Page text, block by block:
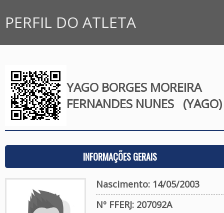
PERFIL DO ATLETA
YAGO BORGES MOREIRA
FERNANDES NUNES (YAGO)
INFORMAÇÕES GERAIS
Nascimento: 14/05/2003
Nº FFERJ: 207092A